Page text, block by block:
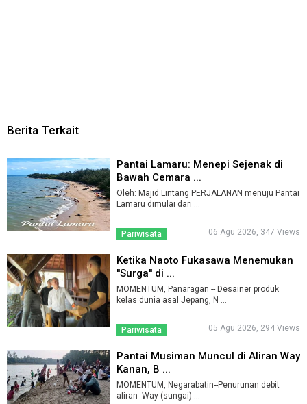
Berita Terkait
Pantai Lamaru: Menepi Sejenak di
Bawah Cemara ...
Oleh: Majid Lintang PERJALANAN menuju Pantai
Lamaru dimulai dari ...
Pariwisata 06 Agu 2026, 347 Views
Ketika Naoto Fukasawa Menemukan
''Surga'' di ...
MOMENTUM, Panaragan -- Desainer produk
kelas dunia asal Jepang, N ...
Pariwisata 05 Agu 2026, 294 Views
Pantai Musiman Muncul di Aliran Way
Kanan, B ...
MOMENTUM, Negarabatin--Penurunan debit
aliran Way (sungai) ...